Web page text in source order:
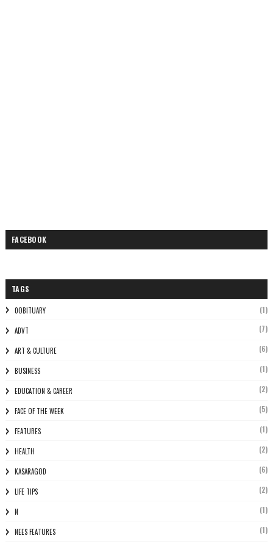
FACEBOOK
TAGS
0OBITUARY (1)
ADVT (7)
ART & CULTURE (6)
BUSINESS (1)
EDUCATION & CAREER (2)
FACE OF THE WEEK (5)
FEATURES (1)
HEALTH (2)
KASARAGOD (6)
LIFE TIPS (2)
N (1)
NEES FEATURES (1)